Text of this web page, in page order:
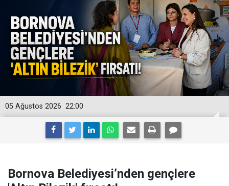
22:00
05 Ağustos 2026
Bornova Belediyesi’nden gençlere